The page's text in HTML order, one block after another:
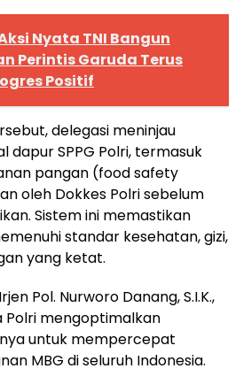
Nyata TNI Bangun
Perintis Garuda Terus
Positif
delegasi meninjau
dapur SPPG Polri, termasuk
pangan (food safety
oleh Dokkes Polri sebelum
Sistem ini memastikan
standar kesehatan, gizi,
yang ketat.
Pol. Nurworo Danang, S.I.K.,
Polri mengoptimalkan
untuk mempercepat
MBG di seluruh Indonesia.